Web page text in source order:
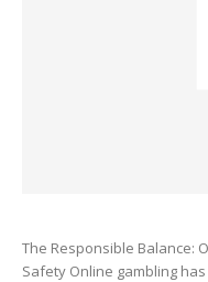
The Responsible Balance:
Safety Online gambling